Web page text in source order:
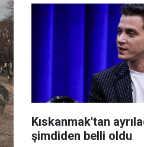
Kıskanmak'tan
şimdiden belli oldu